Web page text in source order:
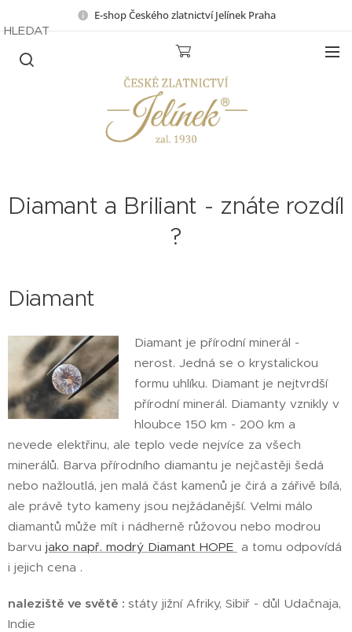
E-shop Českého zlatnictví Jelínek Praha
HLEDAT
Diamant a Briliant - znáte rozdíl
?
Diamant
Diamant je přírodní minerál -
nerost. Jedná se o krystalickou
formu uhlíku. Diamant je nejtvrdší
přírodní minerál. Diamanty vznikly v
hloubce 150 km - 200 km a
nevede elektřinu, ale teplo vede nejvíce za všech
minerálů. Barva přírodního diamantu je nejčastěji šedá
nebo nažloutlá, jen malá část kamenů je čirá a zářivě bílá,
ale právě tyto kameny jsou nejžádanější. Velmi málo
diamantů může mít i nádherně růžovou nebo modrou
barvu jako např. modrý Diamant HOPE a tomu odpovídá
i jejich cena .
naleziště ve světě : státy jižní Afriky, Sibiř - důl Udačnaja,
Indie